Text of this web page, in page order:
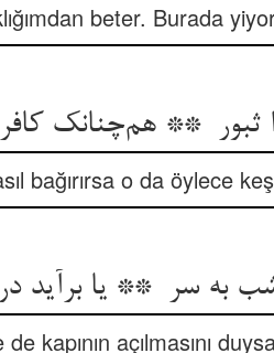
beter. Burada
bağırırsa o da öylece
kapının açılmasını